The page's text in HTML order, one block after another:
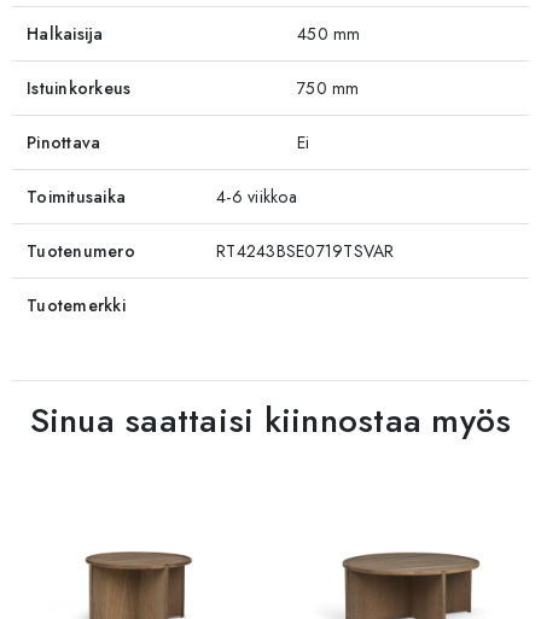
Halkaisija 450 mm
Istuinkorkeus 750 mm
Pinottava Ei
Toimitusaika 4-6 viikkoa
Tuotenumero RT4243BSE0719TSVAR
Tuotemerkki
Sinua saattaisi kiinnostaa myös